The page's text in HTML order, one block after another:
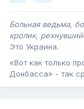
Больная ведьма,
кролик,
Это Украина .
«Вот как только
Донбасса» - так